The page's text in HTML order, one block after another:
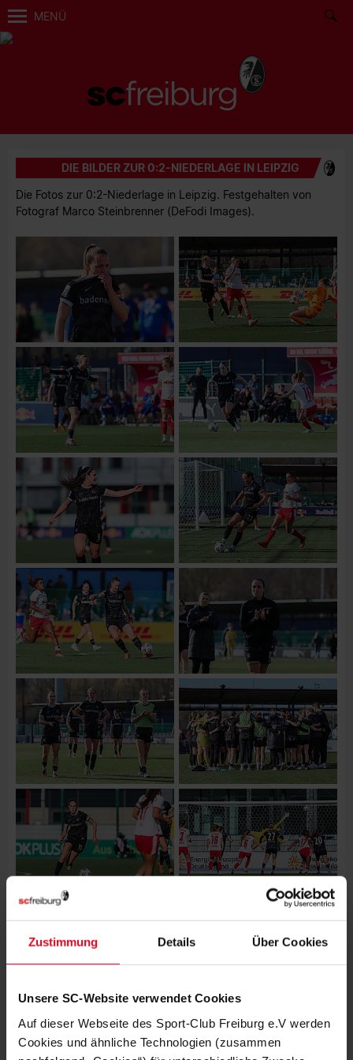
Zustimmung Details Über Cookies
Unsere SC-Website verwendet Cookies
Auf dieser Webseite des Sport-Club Freiburg e.V werden
Cookies und ähnliche Technologien (zusammen
MENÜ
DIE BILDER ZUR 0:2-NIEDERLAGE IN LEIPZIG
Die Fotos zur 0:2-Niederlage in Leipzig. Festgehalten von
Fotograf Marco Steinbrenner (DeFodi Images).
ERFOLG GEGEN NÜRNBERG
06.08.2026